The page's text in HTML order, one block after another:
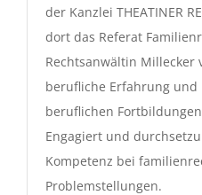
der Kanzlei THEATINER
dort das Referat
Rechtsanwältin
berufliche Erfahrung
beruflichen
Engagiert und
Kompetenz bei
Problemstellungen.